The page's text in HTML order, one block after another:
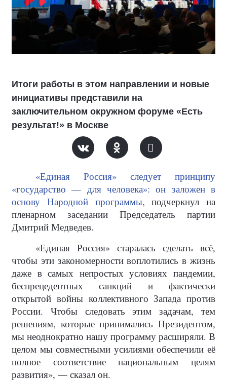
Итоги работы в этом направлении и новые
инициативы представили на
заключительном окружном форуме «Есть
результат!» в Москве
«Единая Россия» следует принципу
«государство — для человека»: он заложен в
основу Народной программы, подчеркнул на
пленарном заседании Председатель партии
Дмитрий Медведев.
«Единая Россия» старалась сделать всё,
чтобы эти закономерности воплотились в жизнь
даже в самых непростых условиях пандемии,
беспрецедентных санкций и фактически
открытой войны коллективного Запада против
России. Чтобы следовать этим задачам, тем
решениям, которые принимались Президентом,
мы неоднократно нашу программу расширяли. В
целом мы совместными усилиями обеспечили её
полное соответствие национальным целям
развития», — сказал он.